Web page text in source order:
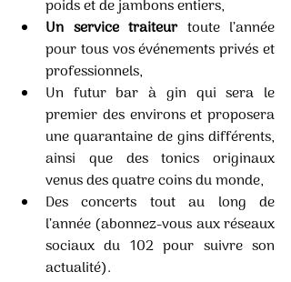
poids et de jambons entiers,
Un service traiteur toute l’année
pour tous vos événements privés et
professionnels,
Un futur bar à gin qui sera le
premier des environs et proposera
une quarantaine de gins différents,
ainsi que des tonics originaux
venus des quatre coins du monde,
Des concerts tout au long de
l’année (abonnez-vous aux réseaux
sociaux du 102 pour suivre son
actualité).